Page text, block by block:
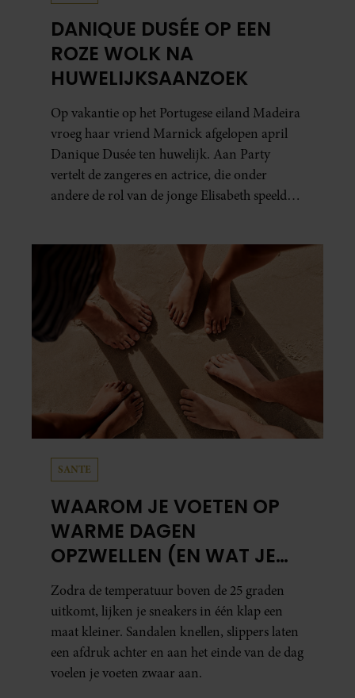
DANIQUE DUSÉE OP EEN
ROZE WOLK NA
HUWELIJKSAANZOEK
Op vakantie op het Portugese eiland Madeira
vroeg haar vriend Marnick afgelopen april
Danique Dusée ten huwelijk. Aan Party
vertelt de zangeres en actrice, die onder
andere de rol van de jonge Elisabeth speelde
SANTE
WAAROM JE VOETEN OP
WARME DAGEN
OPZWELLEN (EN WAT JE
ERAAN KUNT DOEN)
Zodra de temperatuur boven de 25 graden
uitkomt, lijken je sneakers in één klap een
maat kleiner. Sandalen knellen, slippers laten
een afdruk achter en aan het einde van de dag
voelen je voeten zwaar aan.